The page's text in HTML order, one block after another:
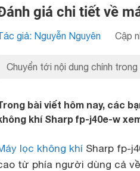
giá chi tiết về
giả: Nguyễn Nguyên Cập
Chuyển tới nội dung chính trong
bài viết hôm nay, các
khí Sharp fp-j40e-w
lọc không khí Sharp fp-
từ phía người dùng cả